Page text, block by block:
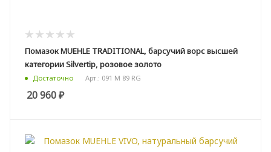
Помазок MUEHLE TRADITIONAL, барсучий ворс высшей
категории Silvertip, розовое золото
Достаточно Арт.: 091 M 89 RG
20 960₽